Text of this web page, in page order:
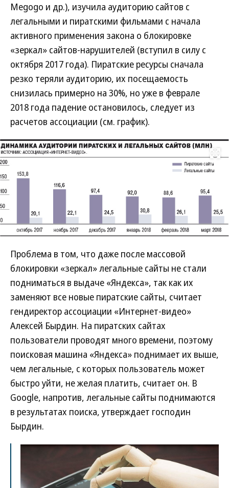
Megogo и др.), изучила аудиторию сайтов с
легальными и пиратскими фильмами с начала
активного применения закона о блокировке
«зеркал» сайтов-нарушителей (вступил в силу с
октября 2017 года). Пиратские ресурсы сначала
резко теряли аудиторию, их посещаемость
снизилась примерно на 30%, но уже в феврале
2018 года падение остановилось, следует из
расчетов ассоциации (см. график).
Развернуть
Проблема в том, что даже после массовой
блокировки «зеркал» легальные сайты не стали
подниматься в выдаче «Яндекса», так как их
заменяют все новые пиратские сайты, считает
гендиректор ассоциации «Интернет-видео»
Алексей Бырдин. На пиратских сайтах
пользователи проводят много времени, поэтому
поисковая машина «Яндекса» поднимает их выше,
чем легальные, с которых пользователь может
быстро уйти, не желая платить, считает он. В
Google, напротив, легальные сайты поднимаются
в результатах поиска, утверждает господин
Бырдин.